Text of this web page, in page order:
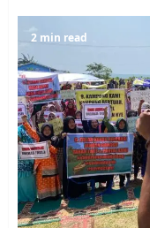
5
1
2 min read